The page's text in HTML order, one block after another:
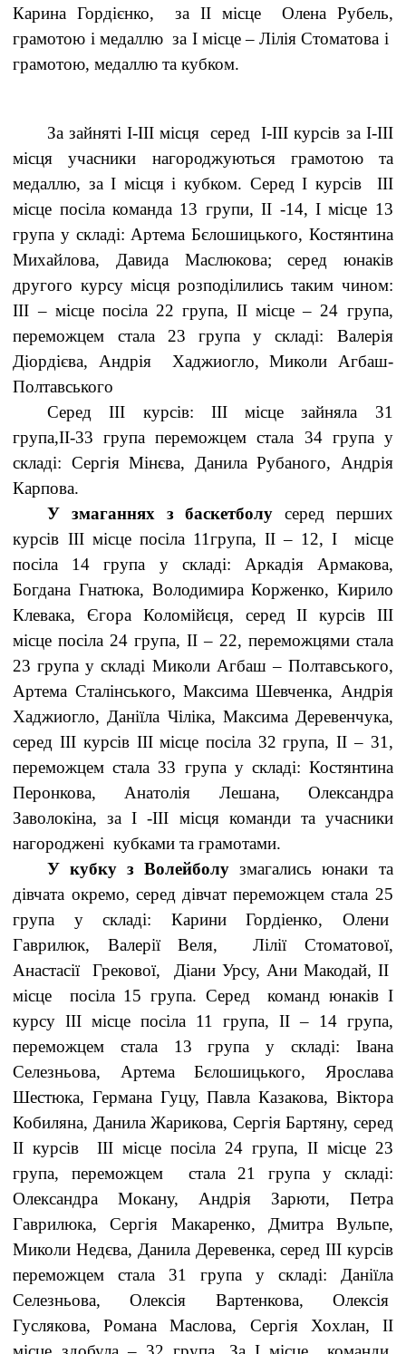
Карина Гордієнко, за ІІ місце Олена Рубель,
грамотою і медаллю за І місце – Лілія Стоматова і
грамотою, медаллю та кубком.
За зайняті І-ІІІ місця серед І-ІІІ курсів за І-ІІІ
місця учасники нагороджуються грамотою та
медаллю, за І місця і кубком. Серед І курсів ІІІ
місце посіла команда 13 групи, ІІ -14, І місце 13
група у складі: Артема Бєлошицького, Костянтина
Михайлова, Давида Маслюкова; серед юнаків
другого курсу місця розподілились таким чином:
ІІІ – місце посіла 22 група, ІІ місце – 24 група,
переможцем стала 23 група у складі: Валерія
Діордієва, Андрія Хаджиогло, Миколи Агбаш-
Полтавського
Серед ІІІ курсів: ІІІ місце зайняла 31
група,ІІ-33 група переможцем стала 34 група у
складі: Сергія Мінєва, Данила Рубаного, Андрія
Карпова.
У змаганнях з баскетболу серед перших
курсів ІІІ місце посіла 11група, ІІ – 12, І місце
посіла 14 група у складі: Аркадія Армакова,
Богдана Гнатюка, Володимира Корженко, Кирило
Клевака, Єгора Коломійєця, серед ІІ курсів ІІІ
місце посіла 24 група, ІІ – 22, переможцями стала
23 група у складі Миколи Агбаш – Полтавського,
Артема Сталінського, Максима Шевченка, Андрія
Хаджиогло, Даніїла Чіліка, Максима Деревенчука,
серед ІІІ курсів ІІІ місце посіла 32 група, ІІ – 31,
переможцем стала 33 група у складі: Костянтина
Перонкова, Анатолія Лешана, Олександра
Заволокіна, за І -ІІІ місця команди та учасники
нагороджені кубками та грамотами.
У кубку з Волейболу змагались юнаки та
дівчата окремо, серед дівчат переможцем стала 25
група у складі: Карини Гордіенко, Олени
Гаврилюк, Валерії Веля, Лілії Стоматової,
Анастасії Грекової, Діани Урсу, Ани Макодай, ІІ
місце посіла 15 група. Серед команд юнаків І
курсу ІІІ місце посіла 11 група, ІІ – 14 група,
переможцем стала 13 група у складі: Івана
Селезньова, Артема Бєлошицького, Ярослава
Шестюка, Германа Гуцу, Павла Казакова, Віктора
Кобиляна, Данила Жарикова, Сергія Бартяну, серед
ІІ курсів ІІІ місце посіла 24 група, ІІ місце 23
група, переможцем стала 21 група у складі:
Олександра Мокану, Андрія Зарюти, Петра
Гаврилюка, Сергія Макаренко, Дмитра Вульпе,
Миколи Недєва, Данила Деревенка, серед ІІІ курсів
переможцем стала 31 група у складі: Даніїла
Селезньова, Олексія Вартенкова, Олексія
Гуслякова, Романа Маслова, Сергія Хохлан, ІІ